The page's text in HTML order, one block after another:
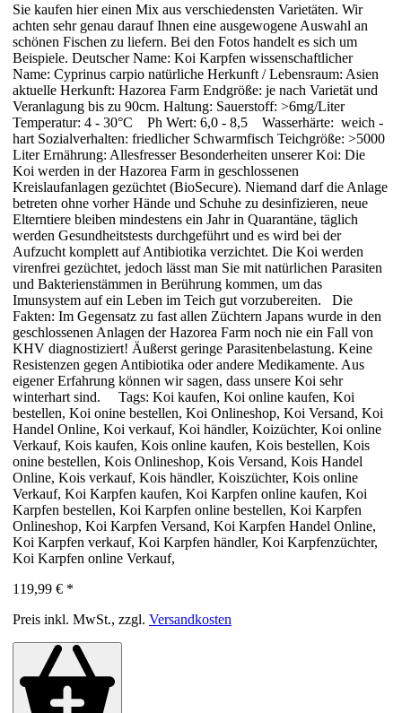
Sie kaufen hier einen Mix aus verschiedensten Varietäten. Wir
achten sehr genau darauf Ihnen eine ausgewogene Auswahl an
schönen Fischen zu liefern. Bei den Fotos handelt es sich um
Beispiele. Deutscher Name: Koi Karpfen wissenschaftlicher
Name: Cyprinus carpio natürliche Herkunft / Lebensraum: Asien
aktuelle Herkunft: Hazorea Farm Endgröße: je nach Varietät und
Veranlagung bis zu 90cm. Haltung: Sauerstoff: >6mg/Liter
Temperatur: 4 - 30°C Ph Wert: 6,0 - 8,5 Wasserhärte: weich -
hart Sozialverhalten: friedlicher Schwarmfisch Teichgröße: >5000
Liter Ernährung: Allesfresser Besonderheiten unserer Koi: Die
Koi werden in der Hazorea Farm in geschlossenen
Kreislaufanlagen gezüchtet (BioSecure). Niemand darf die Anlage
betreten ohne vorher Hände und Schuhe zu desinfizieren, neue
Elterntiere bleiben mindestens ein Jahr in Quarantäne, täglich
werden Gesundheitstests durchgeführt und es wird bei der
Aufzucht komplett auf Antibiotika verzichtet. Die Koi werden
virenfrei gezüchtet, jedoch lässt man Sie mit natürlichen Parasiten
und Bakterienstämmen in Berührung kommen, um das
Imunsystem auf ein Leben im Teich gut vorzubereiten. Die
Fakten: Im Gegensatz zu fast allen Züchtern Japans wurde in den
geschlossenen Anlagen der Hazorea Farm noch nie ein Fall von
KHV diagnostiziert! Äußerst geringe Parasitenbelastung. Keine
Resistenzen gegen Antibiotika oder andere Medikamente. Aus
eigener Erfahrung können wir sagen, dass unsere Koi sehr
winterhart sind. Tags: Koi kaufen, Koi online kaufen, Koi
bestellen, Koi onine bestellen, Koi Onlineshop, Koi Versand, Koi
Handel Online, Koi verkauf, Koi händler, Koizüchter, Koi online
Verkauf, Kois kaufen, Kois online kaufen, Kois bestellen, Kois
onine bestellen, Kois Onlineshop, Kois Versand, Kois Handel
Online, Kois verkauf, Kois händler, Koiszüchter, Kois online
Verkauf, Koi Karpfen kaufen, Koi Karpfen online kaufen, Koi
Karpfen bestellen, Koi Karpfen online bestellen, Koi Karpfen
Onlineshop, Koi Karpfen Versand, Koi Karpfen Handel Online,
Koi Karpfen verkauf, Koi Karpfen händler, Koi Karpfenzüchter,
Koi Karpfen online Verkauf,
119,99 € *
Preis inkl. MwSt., zzgl. Versandkosten